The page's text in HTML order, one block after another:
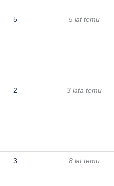
5 5 lat temu
2 3 lata temu
3 8 lat temu